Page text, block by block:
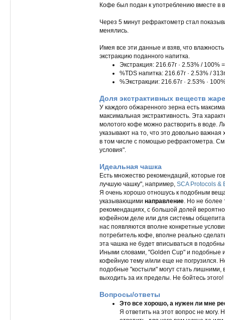
Кофе был подан к употреблению вместе в
Через 5 минут рефрактометр стал
менялись.
Имея все эти данные и взяв, что
экстракцию поданного напитка.
Экстракция: 216.67г · 2.53% / 100%
%TDS напитка: 216.67г · 2.53% /
%Экстракции: 216.67г · 2.53% ·
Доля экстрактивных веществ
У каждого обжаренного зерна есть
максимальная экстрактивность. Эта
молотого кофе можно растворить в воде.
указывают на то, что это довольно
в том числе с помощью рефрактометра.
условия".
Идеальная чашка
Есть множество рекомендаций, которые
лучшую чашку", например, SCA Protocols &
Я очень хорошо отношусь к подобным
указывающими направление . Но не более
рекомендациях, с большой долей
кофейном деле или для системы
нас появляются вполне конкретные
потребитель кофе, вполне реально
эта чашка не будет вписываться в
Иными словами, "Golden Cup" и подобные
кофейную тему и/или еще не погрузился.
подобные "костыли" могут стать лишними,
выходить за их пределы. Не бойтесь этого!
Вопросы/ответы
Это все хорошо, а нужен ли мне
Я ответить на этот вопрос не